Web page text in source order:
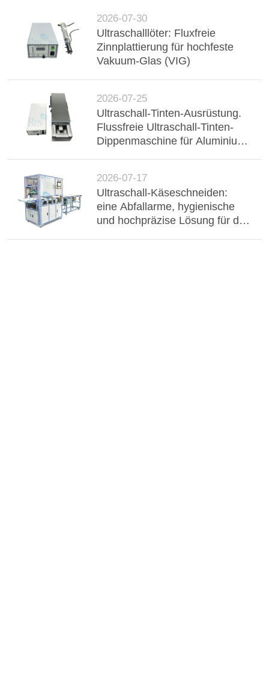
2026-07-30
Ultraschalllöter: Fluxfreie
Zinnplattierung für hochfeste
Vakuum-Glas (VIG)
2026-07-25
Ultraschall-Tinten-Ausrüstung.
Flussfreie Ultraschall-Tinten-
Dippenmaschine für Aluminium-
2026-07-17
Ultraschall-Käseschneiden:
eine Abfallarme, hygienische
und hochpräzise Lösung für die